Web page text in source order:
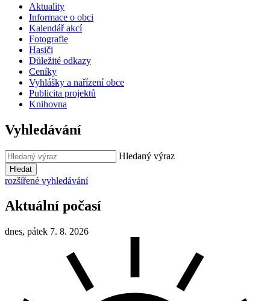
Aktuality
Informace o obci
Kalendář akcí
Fotografie
Hasiči
Důležité odkazy
Ceníky
Vyhlášky a nařízení obce
Publicita projektů
Knihovna
Vyhledávání
Hledaný výraz
Hledat
rozšířené vyhledávání
Aktuální počasí
dnes, pátek 7. 8. 2026